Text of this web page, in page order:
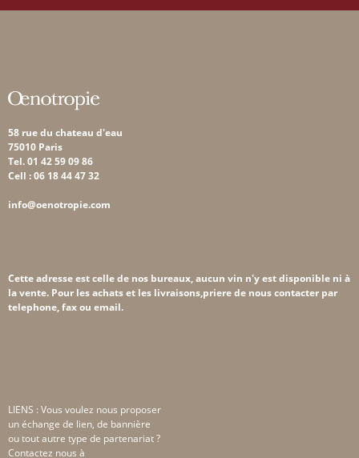
58 rue du chateau d'eau
75010 Paris
Tel. 01 42 59 09 86
Cell : 06 18 44 47 32
info@oenotropie.com
Cette adresse est celle de nos bureaux, aucun vin n'y est disponible ni à
la vente. Pour les achats et les livraisons,priere de nous contacter par
telephone, fax ou email.
LIENS : Vous voulez nous proposer
un échange de lien, de bannière
ou tout autre type de partenariat ?
Contactez nous à